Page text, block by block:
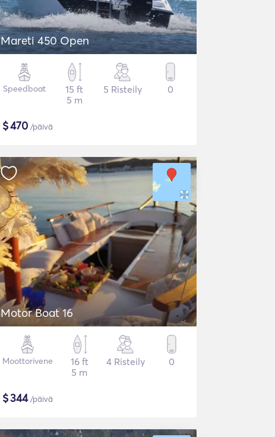
Mareti 450 Open
Speedboat
15 ft
5 m
5 Risteily 0
$470 /päivä
Motor Boat 16
Moottorivene
16 ft
5 m
4 Risteily 0
$344/päivä